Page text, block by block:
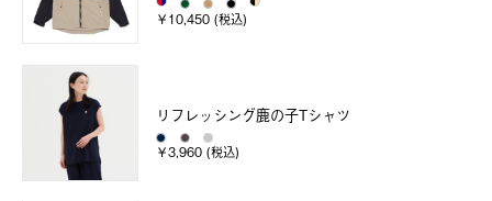
￥10,450 (税込)
リフレッシング鹿の子Tシャツ
￥3,960 (税込)